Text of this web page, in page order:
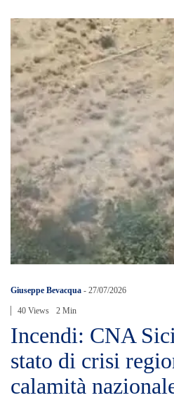
Giuseppe Bevacqua - 27/07/2026
40 Views 2 Min
Incendi: CNA
stato di crisi
calamità